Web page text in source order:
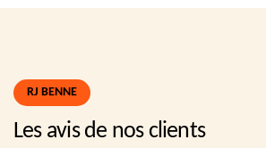
RJ BENNE
Les avis de nos clients